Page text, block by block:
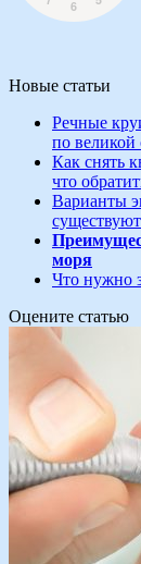
Новые статьи
Речные
по великой
Как снять
что
Варианты
моря
Что нужно
Оцените статью